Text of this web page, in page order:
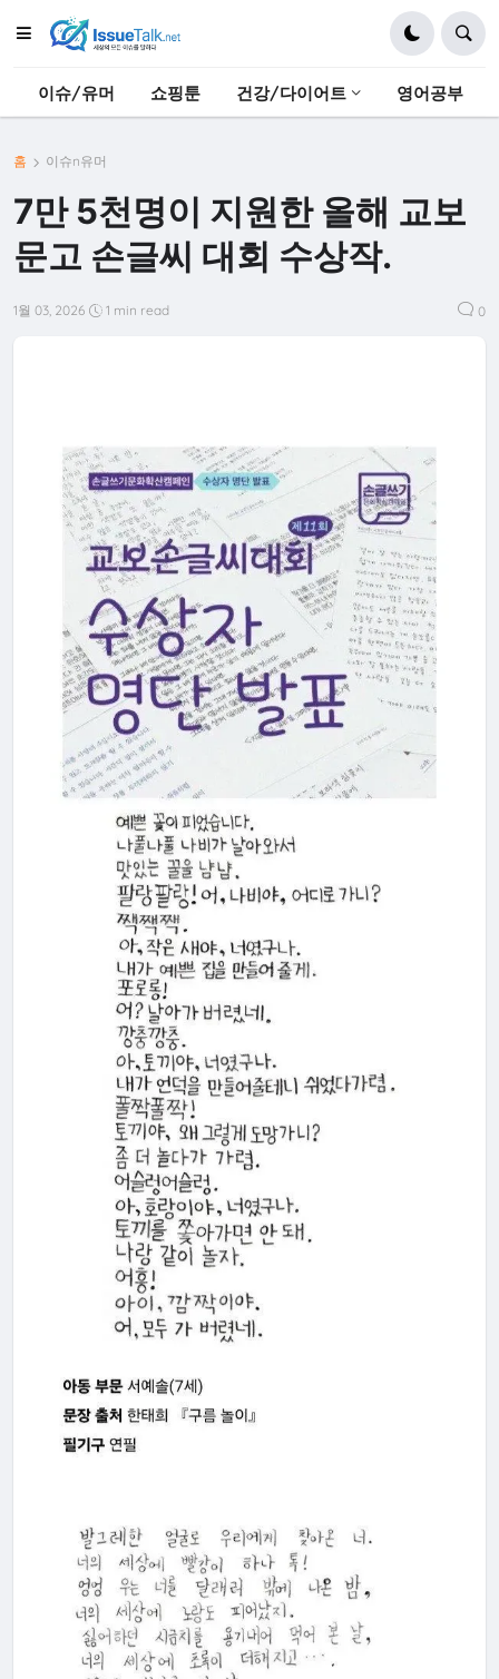
이슈/유머 쇼핑툰 건강/다이어트 영어공부
홈 이슈n유머
7만 5천명이 지원한 올해 교보
문고 손글씨 대회 수상작.
1월 03, 2026 1 min read 0